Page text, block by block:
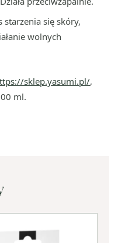
starzenia się skóry,
wolnych
sklep.yasumi.pl/,
ml.